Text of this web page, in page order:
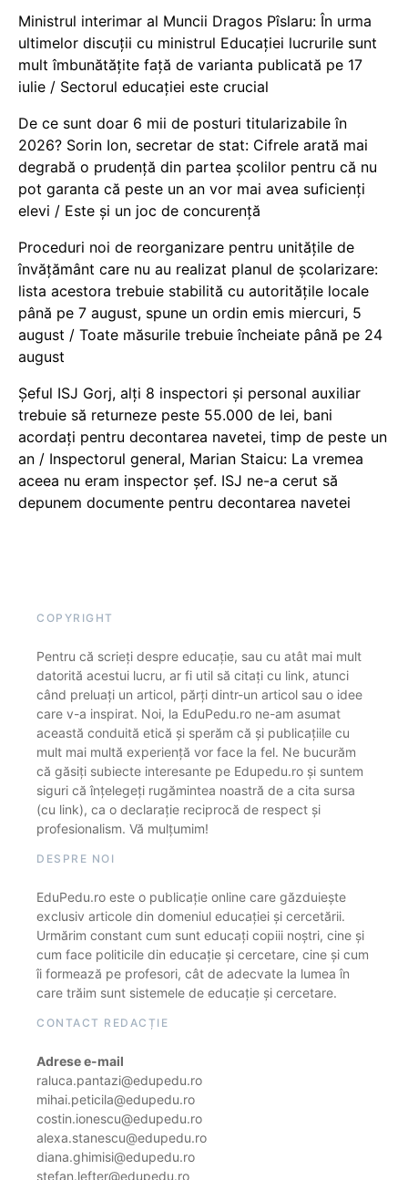
Ministrul interimar al Muncii Dragos Pîslaru: În urma
ultimelor discuții cu ministrul Educației lucrurile sunt
mult îmbunătățite față de varianta publicată pe 17
iulie / Sectorul educației este crucial
De ce sunt doar 6 mii de posturi titularizabile în
2026? Sorin Ion, secretar de stat: Cifrele arată mai
degrabă o prudență din partea școlilor pentru că nu
pot garanta că peste un an vor mai avea suficienți
elevi / Este și un joc de concurență
Proceduri noi de reorganizare pentru unitățile de
învățământ care nu au realizat planul de școlarizare:
lista acestora trebuie stabilită cu autoritățile locale
până pe 7 august, spune un ordin emis miercuri, 5
august / Toate măsurile trebuie încheiate până pe 24
august
Șeful ISJ Gorj, alți 8 inspectori și personal auxiliar
trebuie să returneze peste 55.000 de lei, bani
acordați pentru decontarea navetei, timp de peste un
an / Inspectorul general, Marian Staicu: La vremea
aceea nu eram inspector șef. ISJ ne-a cerut să
depunem documente pentru decontarea navetei
COPYRIGHT
Pentru că scrieți despre educație, sau cu atât mai mult
datorită acestui lucru, ar fi util să citați cu link, atunci
când preluați un articol, părți dintr-un articol sau o idee
care v-a inspirat. Noi, la EduPedu.ro ne-am asumat
această conduită etică și sperăm că și publicațiile cu
mult mai multă experiență vor face la fel. Ne bucurăm
că găsiți subiecte interesante pe Edupedu.ro și suntem
siguri că înțelegeți rugămintea noastră de a cita sursa
(cu link), ca o declarație reciprocă de respect și
profesionalism. Vă mulțumim!
DESPRE NOI
EduPedu.ro este o publicație online care găzduiește
exclusiv articole din domeniul educației și cercetării.
Urmărim constant cum sunt educați copiii noștri, cine și
cum face politicile din educație și cercetare, cine și cum
îi formează pe profesori, cât de adecvate la lumea în
care trăim sunt sistemele de educație și cercetare.
CONTACT REDACȚIE
Adrese e-mail
raluca.pantazi@edupedu.ro
mihai.peticila@edupedu.ro
costin.ionescu@edupedu.ro
alexa.stanescu@edupedu.ro
diana.ghimisi@edupedu.ro
stefan.lefter@edupedu.ro